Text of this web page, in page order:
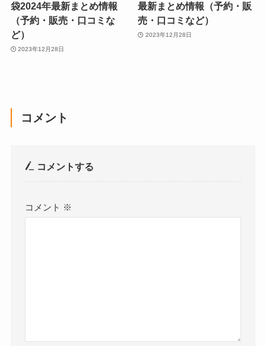
袋2024年最新まとめ情報
（予約・販売・口コミな
ど）
2023年12月28日
最新まとめ情報（予約・販
売・口コミなど）
2023年12月28日
コメント
コメントする
コメント ※